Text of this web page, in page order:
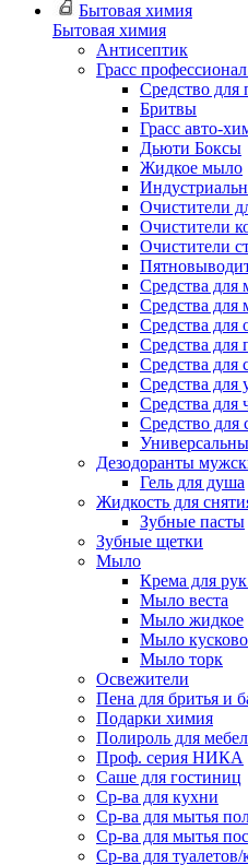
Бытовая химия
Бытовая химия
Антисептик
Грасс
Cредство
Бритвы
Грасс авто-
Дьюти Боксы
Жидкое мыло
Очистители
Очистители
Очистители
Средства для
Средства для
Средства для
Средства
Средства для
Средства для
Средства для
Средство для
Дезодоранты
Гель для душа
Жидкость для
Зубные пасты
Зубные щетки
Мыло
Крема для рук
Мыло веста
Мыло жидкое
Мыло
Мыло торк
Освежители
Пена для бритья и
Подарки химия
Полироль для
Проф. серия НИКА
Саше для гостиниц
Ср-ва для кухни
Ср-ва для мытья
Ср-ва для мытья
Ср-ва для туалетов/